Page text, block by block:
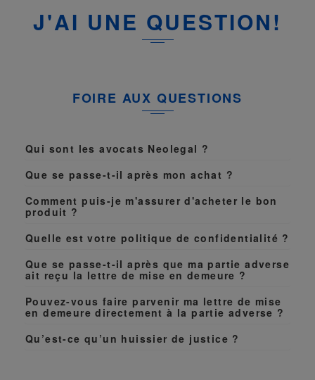
J'AI UNE QUESTION!
FOIRE AUX QUESTIONS
Qui sont les avocats Neolegal ?
Que se passe-t-il après mon achat ?
Comment puis-je m'assurer d'acheter le bon
produit ?
Quelle est votre politique de confidentialité ?
Que se passe-t-il après que ma partie adverse
ait reçu la lettre de mise en demeure ?
Pouvez-vous faire parvenir ma lettre de mise
en demeure directement à la partie adverse ?
Qu’est-ce qu’un huissier de justice ?